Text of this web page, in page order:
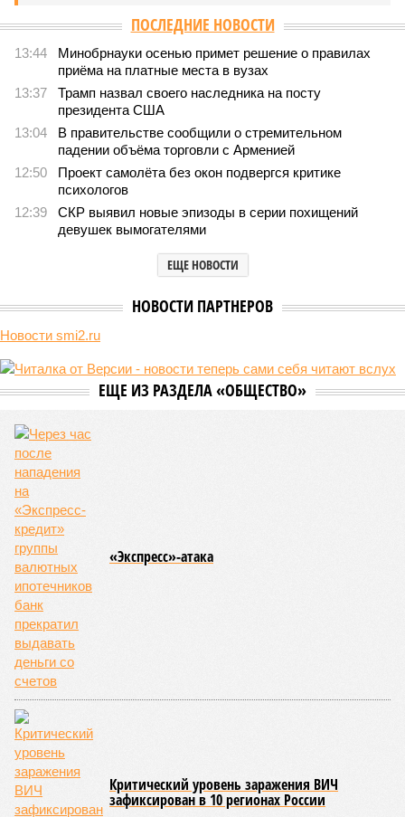
ПОСЛЕДНИЕ НОВОСТИ
13:44
Минобрнауки осенью примет решение о правилах
приёма на платные места в вузах
13:37
Трамп назвал своего наследника на посту
президента США
13:04
В правительстве сообщили о стремительном
падении объёма торговли с Арменией
12:50
Проект самолёта без окон подвергся критике
психологов
12:39
СКР выявил новые эпизоды в серии похищений
девушек вымогателями
ЕЩЕ НОВОСТИ
НОВОСТИ ПАРТНЕРОВ
Новости smi2.ru
ЕЩЕ ИЗ РАЗДЕЛА «ОБЩЕСТВО»
«Экспресс»-атака
Критический уровень заражения ВИЧ
зафиксирован в 10 регионах России